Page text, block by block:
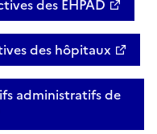
des EHPAD
des hôpitaux
administratifs de